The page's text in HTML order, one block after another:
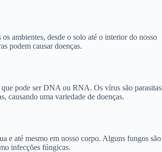
ambientes, desde o solo até o interior do nosso
podem causar doenças.
pode ser DNA ou RNA. Os vírus são parasitas
causando uma variedade de doenças.
e até mesmo em nosso corpo. Alguns fungos são
infecções fúngicas.